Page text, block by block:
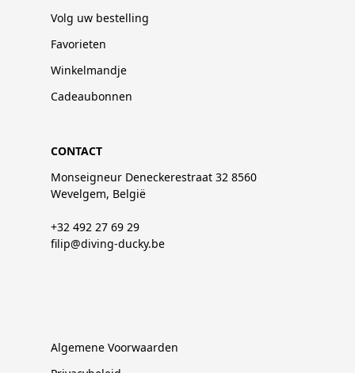
Volg uw bestelling
Favorieten
Winkelmandje
Cadeaubonnen
CONTACT
Monseigneur Deneckerestraat 32 8560
Wevelgem, België
+32 492 27 69 29
filip@diving-ducky.be
Algemene Voorwaarden